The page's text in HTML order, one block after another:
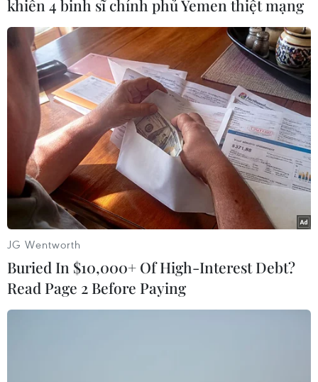
#Serie A #Juventus #AC Milan
#Inter Milan
#AS Roma
#Atalanta
#Suất dự Champions League
Italy
Theo dõi VietnamPlus
TIN LIÊN QUAN
khiến 4 binh sĩ chính phủ Yemen thiệt mạng
JG Wentworth
Buried In $10,000+ Of High-Interest Debt?
Read Page 2 Before Paying